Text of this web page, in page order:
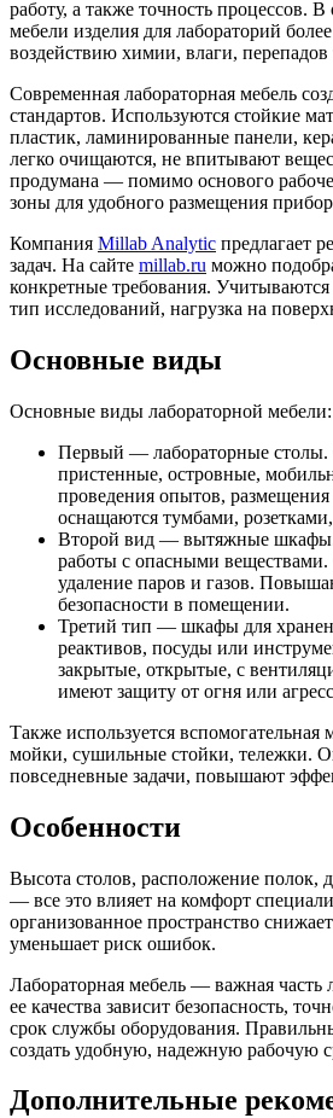
работу, а также точность процессов.
мебели изделия для лабораторий
воздействию химии, влаги, перепадов
Современная лабораторная мебель
стандартов. Используются стойкие
пластик, ламинированные панели,
легко очищаются, не впитывают
продумана — помимо основого
зоны для удобного размещения
Компания Millab Analytic предлагает
задач. На сайте millab.ru можно
конкретные требования.
тип исследований, нагрузка на
Основные виды
Основные виды лабораторной мебели:
Первый — лабораторные
пристенные, островные,
проведения опытов,
оснащаются тумбами,
Второй вид — вытяжные
работы с опасными
удаление паров и газов.
безопасности в помещении.
Третий тип — шкафы для
реактивов, посуды или
закрытые, открытые, с
имеют защиту от огня или
Также используется вспомогательная
мойки, сушильные стойки, тележки.
повседневные задачи, повышают
Особенности
Высота столов, расположение полок,
— все это влияет на комфорт
организованное пространство
уменьшает риск ошибок.
Лабораторная мебель — важная
ее качества зависит безопасность,
срок службы оборудования.
создать удобную, надежную рабочую
Дополнительные